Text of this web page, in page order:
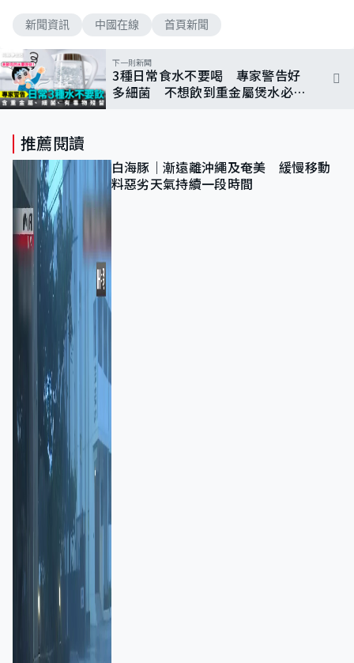
新聞資訊 中國在線 首頁新聞
下一則新聞
3種日常食水不要喝 專家警告好
多細菌 不想飲到重金屬煲水必做
推薦閱讀
白海豚｜漸遠離沖繩及奄美 緩慢移動
料惡劣天氣持續一段時間